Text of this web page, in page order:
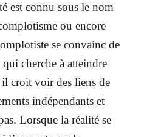
est connu sous le nom
ou encore
se convainc de
cherche à atteindre
croit voir des liens de
indépendants et
Lorsque la réalité se